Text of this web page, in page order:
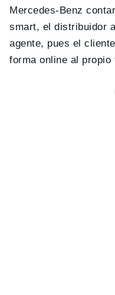
Mercedes-Benz
smart, el distribuidor
agente, pues el
forma online al propio